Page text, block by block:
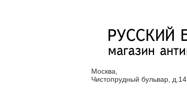
Москва,
Чистопрудный бульвар, д.14